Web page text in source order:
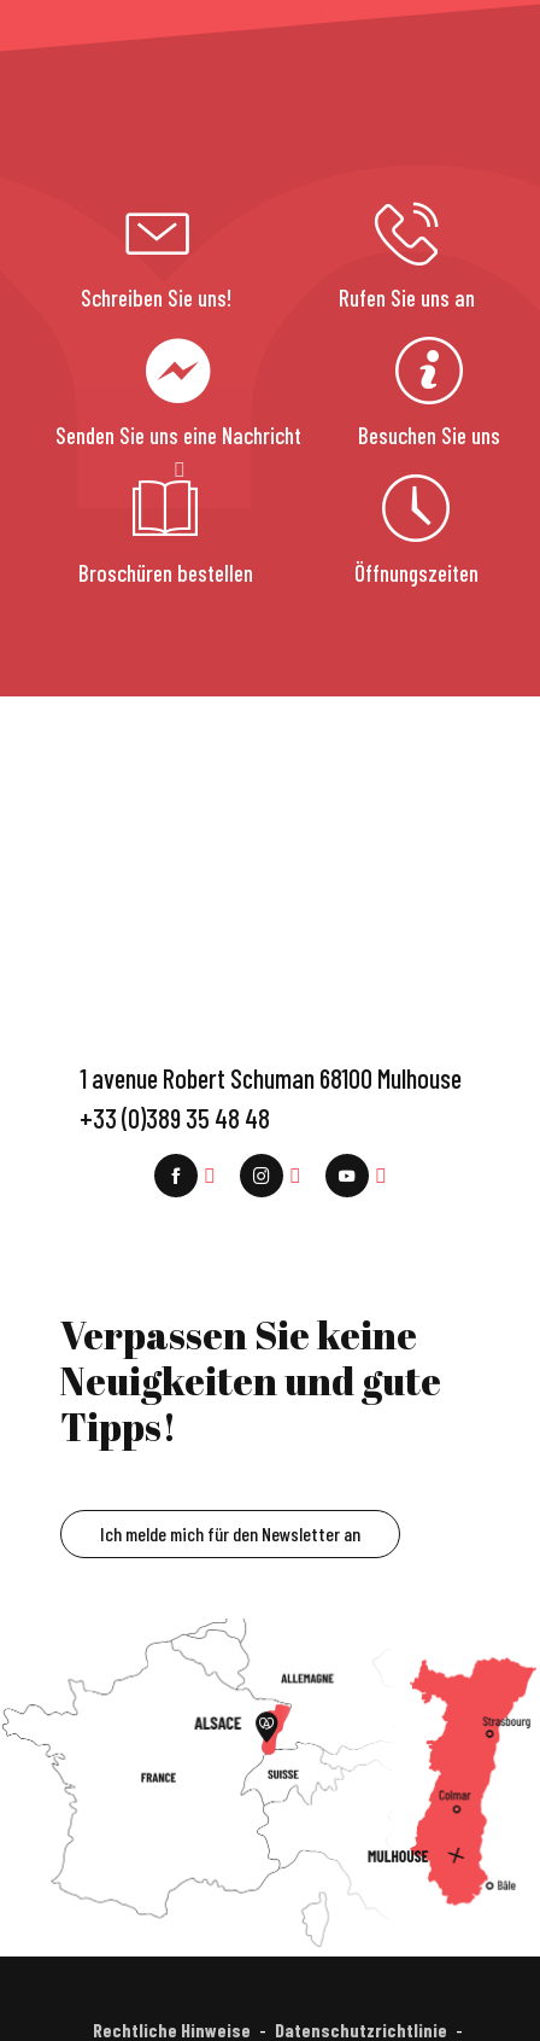
Schreiben Sie uns! Rufen Sie uns an
Senden Sie uns eine Nachricht Besuchen Sie uns
Broschüren bestellen Öffnungszeiten
1 avenue Robert Schuman 68100 Mulhouse
+33 (0)389 35 48 48
Verpassen Sie keine
Neuigkeiten und gute
Tipps!
Ich melde mich für den Newsletter an
Rechtliche Hinweise Datenschutzrichtlinie